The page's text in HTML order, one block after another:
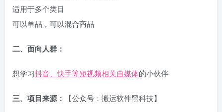
适用于多个类目
可以单品，可以混合商品
二、面向人群：
想学习抖音、快手等短视频相关自媒体的小伙伴
三、项目来源： 【公众号：搬运软件黑科技】